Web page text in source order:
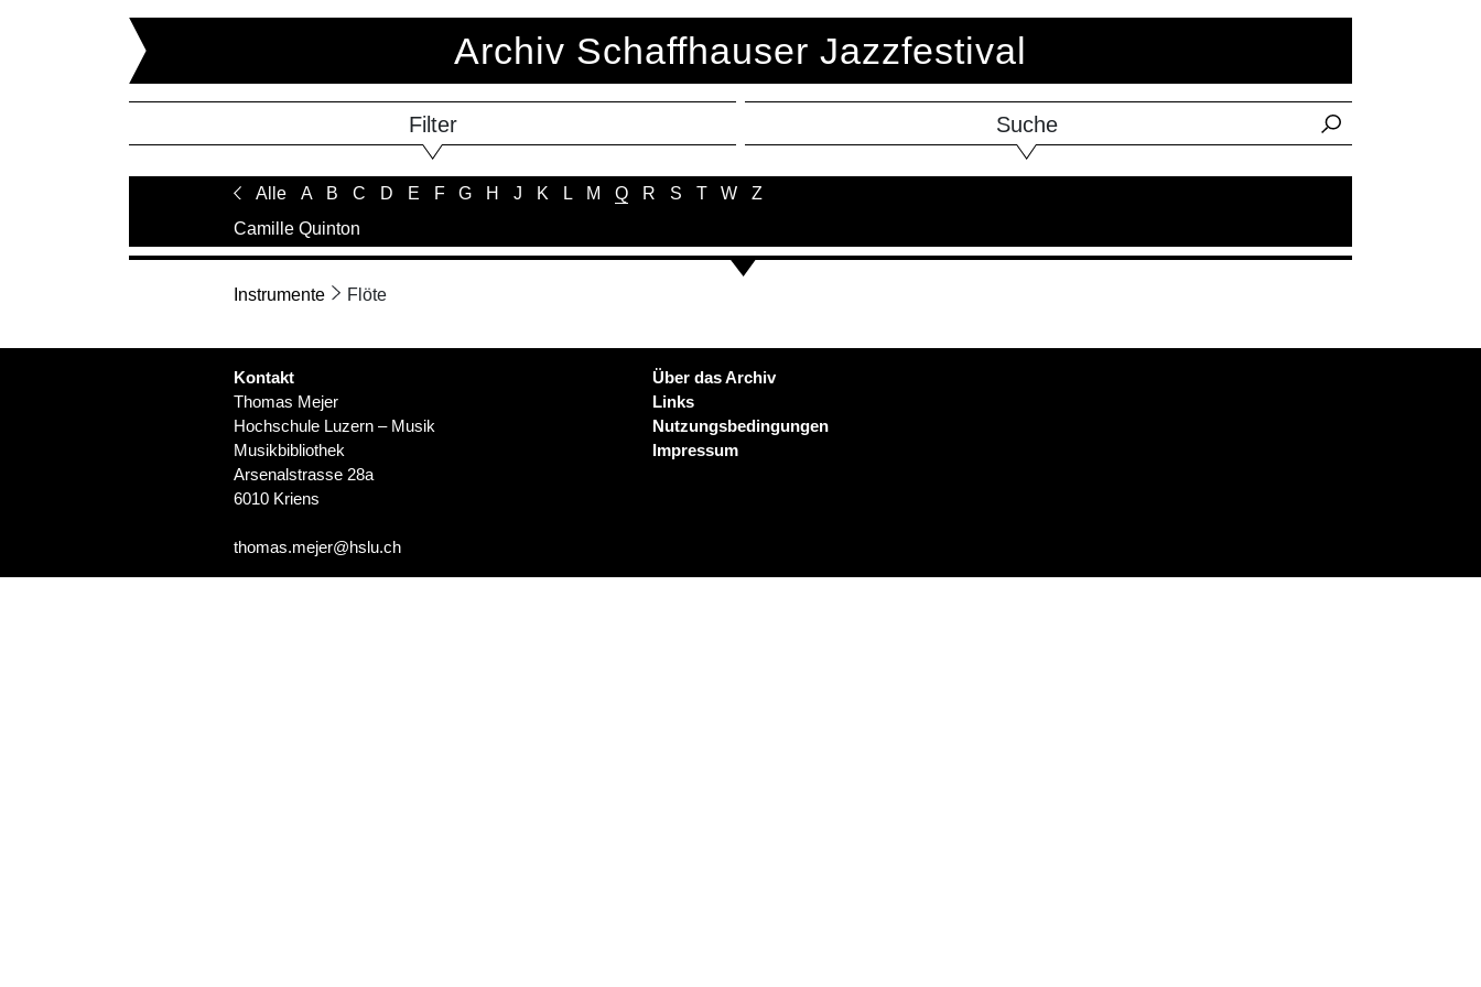
Archiv Schaffhauser Jazzfestival
Filter Suche
Alle A B C D E F G H J K L M Q R S T W
Z
Camille Quinton
Instrumente Flöte
Kontakt
Thomas Mejer
Hochschule Luzern – Musik
Musikbibliothek
Arsenalstrasse 28a
6010 Kriens
thomas.mejer@hslu.ch
Über das Archiv
Links
Nutzungsbedingungen
Impressum